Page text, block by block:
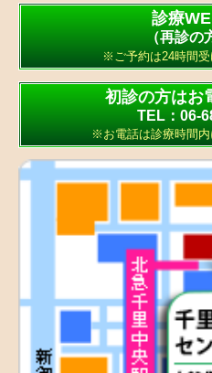
診療
（再診の
※ご予約は24時間
初診の方はお
TEL：06-
※お電話は診療時間